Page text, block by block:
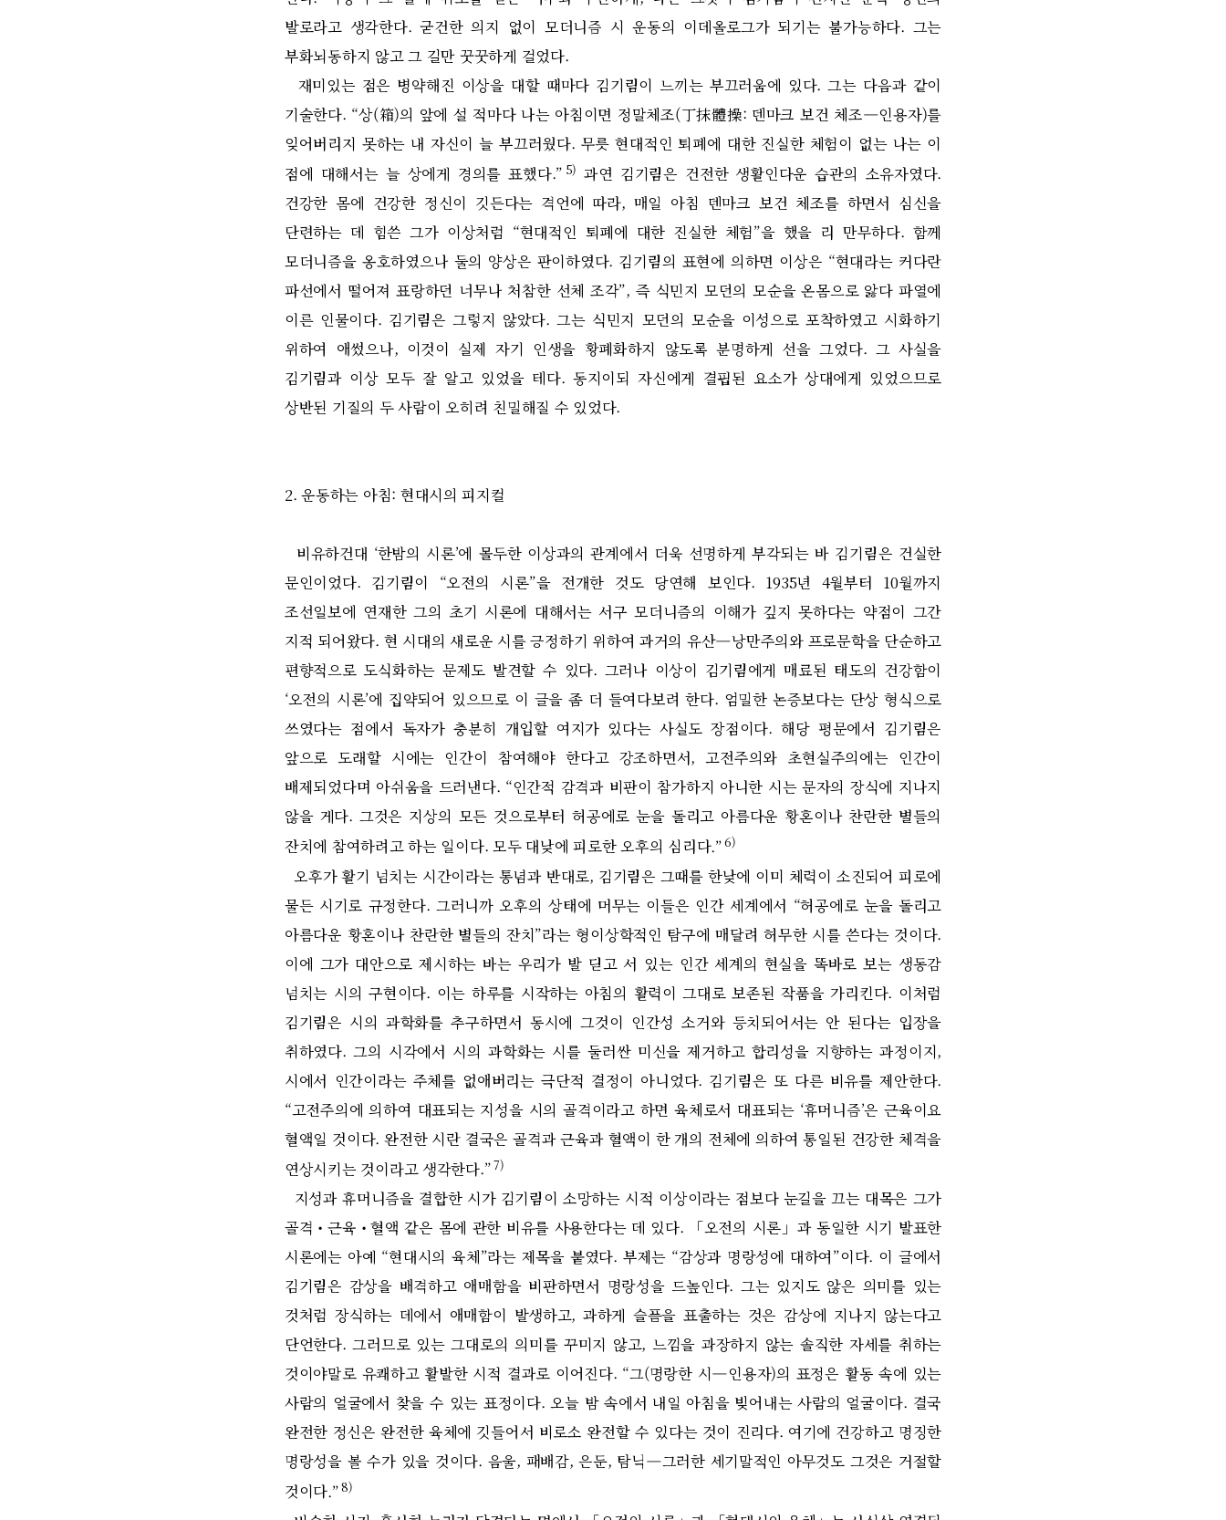
발로라고 생각한다.굳건한 의지 없이 모더니즘 시 운동의 이데올로그가 되기는 불가능하다. 그는
부화뇌동하지 않고 그 길만 꿋꿋하게 걸었다.
재미있는 점은 병약해진 이상을 대할 때마다 김기림이 느끼는 부끄러움에 있다.그는 다음과 같이
기술한다. “상(箱)의 앞에 설 적마다 나는 아침이면 정말체조(丁抹體操: 덴마크 보건 체조—인용자)를
잊어버리지 못하는 내 자신이 늘 부끄러웠다. 무릇 현대적인 퇴폐에 대한 진실한 체험이 없는 나는 이
점에 대해서는 늘 상에게 경의를 표했다.” 5) 과연 김기림은 건전한 생활인다운 습관의 소유자였다.
건강한 몸에 건강한 정신이 깃든다는 격언에 따라, 매일 아침 덴마크 보건 체조를 하면서 심신을
단련하는 데 힘쓴 그가 이상처럼 “현대적인 퇴폐에 대한 진실한 체험”을 했을 리 만무하다. 함께
모더니즘을 옹호하였으나 둘의 양상은 판이하였다. 김기림의 표현에 의하면 이상은 “현대라는 커다란
파선에서 떨어져 표랑하던 너무나 처참한 선체 조각”, 즉 식민지 모던의 모순을 온몸으로 앓다 파열에
이른 인물이다. 김기림은 그렇지 않았다.그는 식민지 모던의 모순을 이성으로 포착하였고 시화하기
위하여 애썼으나, 이것이 실제 자기 인생을 황폐화하지 않도록 분명하게 선을 그었다. 그 사실을
김기림과 이상 모두 잘 알고 있었을 테다. 동지이되 자신에게 결핍된 요소가 상대에게 있었으므로
상반된 기질의 두 사람이 오히려 친밀해질 수 있었다.
2.운동하는 아침: 현대시의 피지컬
비유하건대 ‘한밤의 시론’에 몰두한 이상과의 관계에서 더욱 선명하게 부각되는 바 김기림은 건실한
문인이었다. 김기림이 “오전의 시론”을 전개한 것도 당연해 보인다. 1935년 4월부터 10월까지
조선일보에 연재한 그의 초기 시론에 대해서는 서구 모더니즘의 이해가 깊지 못하다는 약점이 그간
지적 되어왔다. 현 시대의 새로운 시를 긍정하기 위하여 과거의 유산—낭만주의와 프로문학을 단순하고
편향적으로 도식화하는 문제도 발견할 수 있다. 그러나 이상이 김기림에게 매료된 태도의 건강함이
‘오전의 시론’에 집약되어 있으므로 이 글을 좀 더 들여다보려 한다. 엄밀한 논증보다는 단상 형식으로
쓰였다는 점에서 독자가 충분히 개입할 여지가 있다는 사실도 장점이다.해당 평문에서 김기림은
앞으로 도래할 시에는 인간이 참여해야 한다고 강조하면서,고전주의와 초현실주의에는 인간이
배제되었다며 아쉬움을 드러낸다. “인간적 감격과 비판이 참가하지 아니한 시는 문자의 장식에 지나지
않을 게다. 그것은 지상의 모든 것으로부터 허공에로 눈을 돌리고 아름다운 황혼이나 찬란한 별들의
잔치에 참여하려고 하는 일이다.모두 대낮에 피로한 오후의 심리다.”6)
오후가 활기 넘치는 시간이라는 통념과 반대로, 김기림은 그때를 한낮에 이미 체력이 소진되어 피로에
물든 시기로 규정한다. 그러니까 오후의 상태에 머무는 이들은 인간 세계에서 “허공에로 눈을 돌리고
아름다운 황혼이나 찬란한 별들의 잔치”라는 형이상학적인 탐구에 매달려 허무한 시를 쓴다는 것이다.
이에 그가 대안으로 제시하는 바는 우리가 발 딛고 서 있는 인간 세계의 현실을 똑바로 보는 생동감
넘치는 시의 구현이다. 이는 하루를 시작하는 아침의 활력이 그대로 보존된 작품을 가리킨다. 이처럼
김기림은 시의 과학화를 추구하면서 동시에 그것이 인간성 소거와 등치되어서는 안 된다는 입장을
취하였다.그의 시각에서 시의 과학화는 시를 둘러싼 미신을 제거하고 합리성을 지향하는 과정이지,
시에서 인간이라는 주체를 없애버리는 극단적 결정이 아니었다. 김기림은 또 다른 비유를 제안한다.
“고전주의에 의하여 대표되는 지성을 시의 골격이라고 하면 육체로서 대표되는 ‘휴머니즘’은 근육이요
혈액일 것이다.완전한 시란 결국은 골격과 근육과 혈액이 한 개의 전체에 의하여 통일된 건강한 체격을
연상시키는 것이라고 생각한다.”7)
지성과 휴머니즘을 결합한 시가 김기림이 소망하는 시적 이상이라는 점보다 눈길을 끄는 대목은 그가
골격 ‧근육 ‧혈액 같은 몸에 관한 비유를 사용한다는 데 있다. 「오전의 시론」 과 동일한 시기 발표한
시론에는 아예 “현대시의 육체”라는 제목을 붙였다. 부제는 “감상과 명랑성에 대하여”이다. 이 글에서
김기림은 감상을 배격하고 애매함을 비판하면서 명랑성을 드높인다. 그는 있지도 않은 의미를 있는
것처럼 장식하는 데에서 애매함이 발생하고, 과하게 슬픔을 표출하는 것은 감상에 지나지 않는다고
단언한다.그러므로 있는 그대로의 의미를 꾸미지 않고, 느낌을 과장하지 않는 솔직한 자세를 취하는
것이야말로 유쾌하고 활발한 시적 결과로 이어진다. “그(명랑한 시—인용자)의 표정은 활동 속에 있는
사람의 얼굴에서 찾을 수 있는 표정이다.오늘 밤 속에서 내일 아침을 빚어내는 사람의 얼굴이다. 결국
완전한 정신은 완전한 육체에 깃들어서 비로소 완전할 수 있다는 것이 진리다. 여기에 건강하고 명징한
명랑성을 볼 수가 있을 것이다. 음울, 패배감,은둔, 탐닉—그러한 세기말적인 아무것도 그것은 거절할
것이다.”8)